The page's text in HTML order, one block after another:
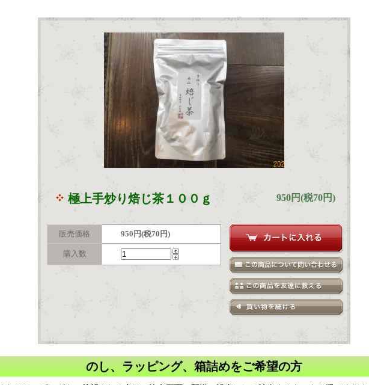
極上手炒り焙じ茶１００ｇ 950円(税70円)
販売価格 950円(税70円)
購入数
のし、ラッピング、箱詰めをご希望の方